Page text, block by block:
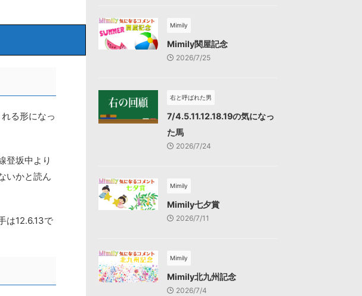
る形になっ
登坂中より
いかと読ん
は12.6.13で
Mimily
Mimily関屋記念
2026/7/25
右と呼ばれた男
7/4.5.11.12.18.19の気になっ
た馬
2026/7/24
Mimily
Mimily七夕賞
2026/7/11
Mimily
Mimily北九州記念
2026/7/4